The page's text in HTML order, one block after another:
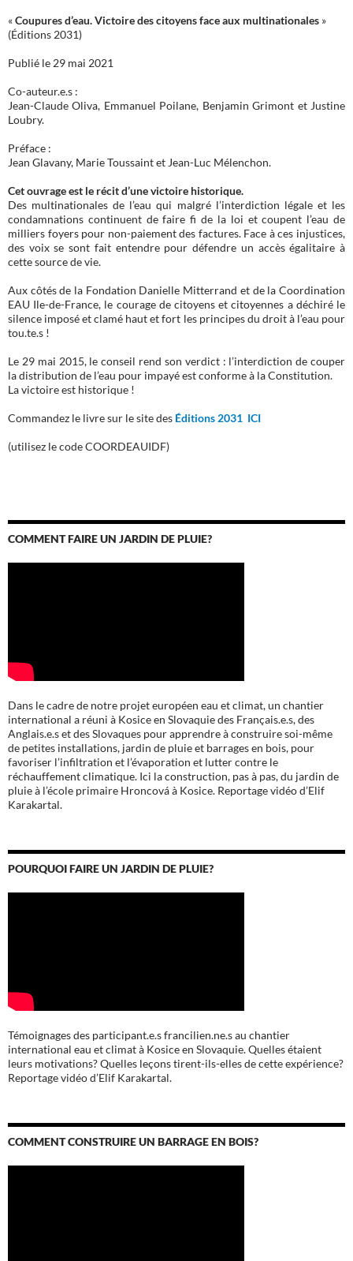
«Coupures d’eau. Victoire des citoyens face aux multinationales »
(Éditions 2031)
Publié le 29 mai 2021
Co-auteur.e.s :
Jean-Claude Oliva, Emmanuel Poilane, Benjamin Grimont et Justine
Loubry.
Préface :
Jean Glavany, Marie Toussaint et Jean-Luc Mélenchon.
Cet ouvrage est le récit d’une victoire historique.
Des multinationales de l’eau qui malgré l’interdiction légale et les
condamnations continuent de faire fi de la loi et coupent l’eau de
milliers foyers pour non-paiement des factures. Face à ces injustices,
des voix se sont fait entendre pour défendre un accès égalitaire à
cette source de vie.
Aux côtés de la Fondation Danielle Mitterrand et de la Coordination
EAU Ile-de-France, le courage de citoyens et citoyennes a déchiré le
silence imposé et clamé haut et fort les principes du droit à l’eau pour
tou.te.s !
Le 29 mai 2015, le conseil rend son verdict : l’interdiction de couper
la distribution de l’eau pour impayé est conforme à la Constitution.
La victoire est historique !
Commandez le livre sur le site des Éditions 2031 ICI
(utilisez le code COORDEAUIDF)
COMMENT FAIRE UN JARDIN DE PLUIE?
Dans le cadre de notre projet européen eau et climat, un chantier
international a réuni à Kosice en Slovaquie des Français.e.s, des
Anglais.e.s et des Slovaques pour apprendre à construire soi-même
de petites installations, jardin de pluie et barrages en bois, pour
favoriser l’infiltration et l’évaporation et lutter contre le
réchauffement climatique. Ici la construction, pas à pas, du jardin de
pluie à l’école primaire Hroncová à Kosice. Reportage vidéo d’Elif
Karakartal.
POURQUOI FAIRE UN JARDIN DE PLUIE?
Témoignages des participant.e.s francilien.ne.s au chantier
international eau et climat à Kosice en Slovaquie. Quelles étaient
leurs motivations? Quelles leçons tirent-ils-elles de cette expérience?
Reportage vidéo d’Elif Karakartal.
COMMENT CONSTRUIRE UN BARRAGE EN BOIS?